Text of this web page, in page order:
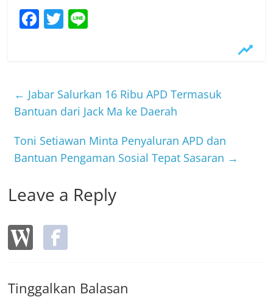
F
b
o
o
k
T
← Jabar Salurkan 16 Ribu APD Termasuk
Bantuan dari Jack Ma ke Daerah
Toni Setiawan Minta Penyaluran APD dan
Bantuan Pengaman Sosial Tepat Sasaran →
Leave a Reply
Tinggalkan Balasan